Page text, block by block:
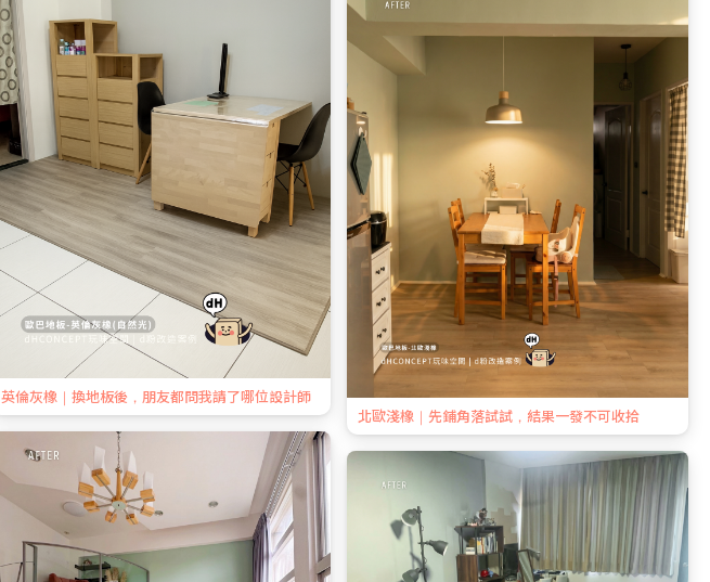
英倫灰橡｜換地板後，朋友都問我請了哪位設計師
北歐淺橡｜先鋪角落試試，結果一發不可收拾